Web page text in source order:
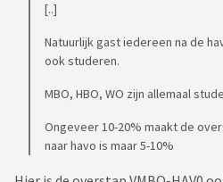
[..]
Natuurlijk gast iedereen na de
ook studeren.
MBO, HBO, WO zijn allemaal
Ongeveer 10-20% maakt de
naar havo is maar 5-10%